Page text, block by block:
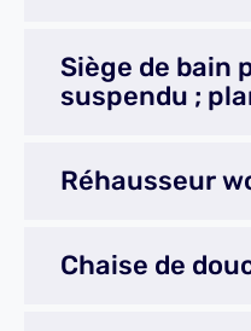
Siège de bain
suspendu ;
Réhausseur
Chaise de